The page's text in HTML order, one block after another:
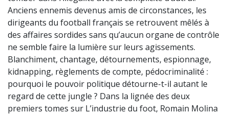
Anciens ennemis devenus amis de circonstances, les
dirigeants du football français se retrouvent mêlés à
des affaires sordides sans qu’aucun organe de contrôle
ne semble faire la lumière sur leurs agissements.
Blanchiment, chantage, détournements, espionnage,
kidnapping, règlements de compte, pédocriminalité :
pourquoi le pouvoir politique détourne-t-il autant le
regard de cette jungle ? Dans la lignée des deux
premiers tomes sur L’industrie du foot, Romain Molina